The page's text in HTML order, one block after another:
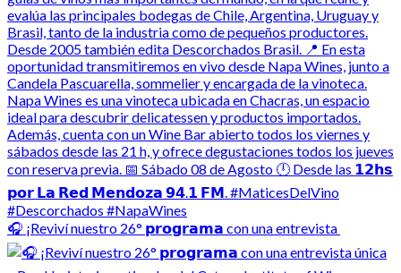
🎧 ¡Reviví nuestro 26° 𝗽𝗿𝗼𝗴𝗿𝗮𝗺𝗮 con una entrevista